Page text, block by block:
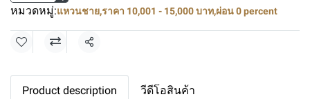
หมวดหมู่:แหวนชาย,ราคา 10,001 - 15,000 บาท,ผ่อน 0 percent
แชร์
Product description วีดีโอสินค้า